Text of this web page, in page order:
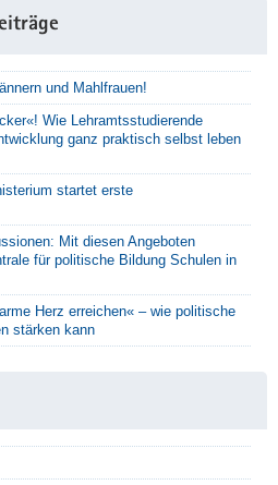
und Mahlfrauen!
Wie Lehramtsstudierende
ganz praktisch selbst leben
startet erste
Mit diesen Angeboten
für politische Bildung Schulen in
Herz erreichen« – wie politische
stärken kann